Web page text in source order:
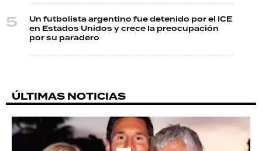
Un futbolista argentino fue detenido por el ICE
en Estados Unidos y crece la preocupación
por su paradero
ÚLTIMAS NOTICIAS